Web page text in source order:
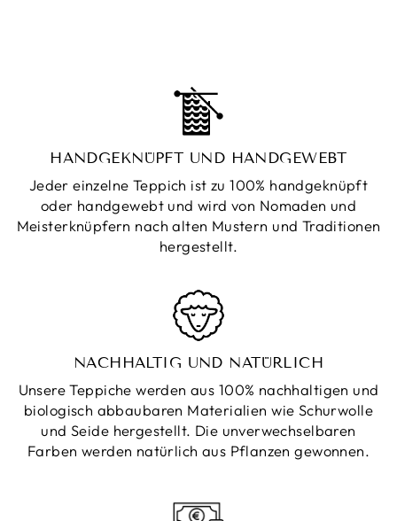
HANDGEKNÜPFT UND HANDGEWEBT
Jeder einzelne Teppich ist zu 100% handgeknüpft
oder handgewebt und wird von Nomaden und
Meisterknüpfern nach alten Mustern und Traditionen
hergestellt.
NACHHALTIG UND NATÜRLICH
Unsere Teppiche werden aus 100% nachhaltigen und
biologisch abbaubaren Materialien wie Schurwolle
und Seide hergestellt. Die unverwechselbaren
Farben werden natürlich aus Pflanzen gewonnen.